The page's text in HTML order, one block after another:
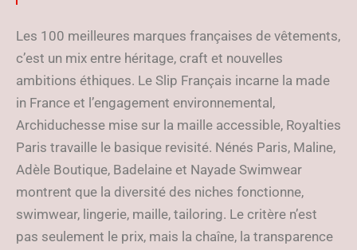
Les 100 meilleures marques françaises de vêtements,
c’est un mix entre héritage, craft et nouvelles
ambitions éthiques. Le Slip Français incarne la made
in France et l’engagement environnemental,
Archiduchesse mise sur la maille accessible, Royalties
Paris travaille le basique revisité. Nénés Paris, Maline,
Adèle Boutique, Badelaine et Nayade Swimwear
montrent que la diversité des niches fonctionne,
swimwear, lingerie, maille, tailoring. Le critère n’est
pas seulement le prix, mais la chaîne, la transparence